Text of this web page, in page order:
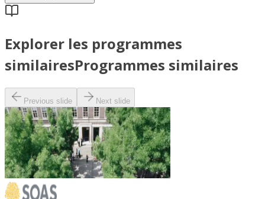
Explorer les programmes
similairesProgrammes similaires
Previous slide Next slide